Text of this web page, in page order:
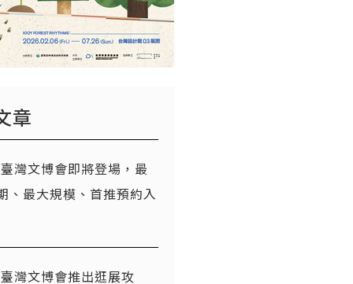
章
灣文博會即將登場，最
、最大規模、首推預約入
灣文博會推出逛展攻